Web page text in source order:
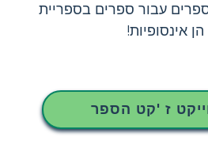
עבור ספרים בספריית
אינסופיות!
ז 'קט הספר